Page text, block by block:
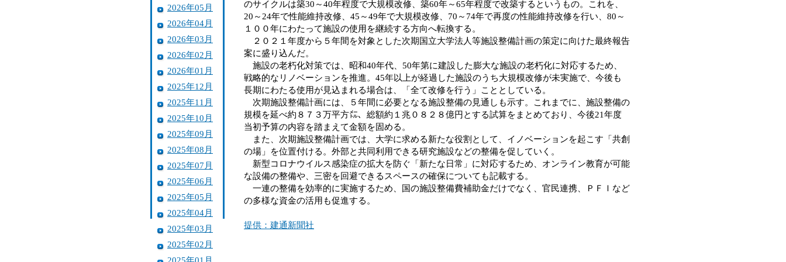
2026年05月
2026年04月
2026年03月
2026年02月
2026年01月
2025年12月
2025年11月
2025年10月
2025年09月
2025年08月
2025年07月
2025年06月
2025年05月
2025年04月
2025年03月
2025年02月
2025年01月
のサイクルは築30～40年程度で大規模改修、築60年～65年程度で改築するというもの。これを、
20～24年で性能維持改修、45～49年で大規模改修、70～74年で再度の性能維持改修を行い、80～
１００年にわたって施設の使用を継続する方向へ転換する。
２０２１年度から５年間を対象とした次期国立大学法人等施設整備計画の策定に向けた最終報告
案に盛り込んだ。
施設の老朽化対策では、昭和40年代、50年第に建設した膨大な施設の老朽化に対応するため、
戦略的なリノベーションを推進。45年以上が経過した施設のうち大規模改修が未実施で、今後も
長期にわたる使用が見込まれる場合は、「全て改修を行う」こととしている。
次期施設整備計画には、５年間に必要となる施設整備の見通しも示す。これまでに、施設整備の
規模を延べ約８７３万平方㍍、総額約１兆０８２８億円とする試算をまとめており、今後21年度
当初予算の内容を踏まえて金額を固める。
また、次期施設整備計画では、大学に求める新たな役割として、イノベーションを起こす「共創
の場」を位置付ける。外部と共同利用できる研究施設などの整備を促していく。
新型コロナウイルス感染症の拡大を防ぐ「新たな日常」に対応するため、オンライン教育が可能
な設備の整備や、三密を回避できるスペースの確保についても記載する。
一連の整備を効率的に実施するため、国の施設整備費補助金だけでなく、官民連携、ＰＦＩなど
の多様な資金の活用も促進する。
提供：建通新聞社